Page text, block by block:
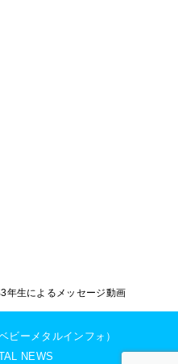
年生によるメッセージ動画
ビーメタルインフォ）
NEWS